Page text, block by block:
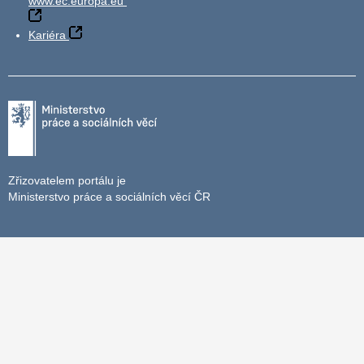
Kariéra
Zřizovatelem portálu je
Ministerstvo práce a sociálních věcí ČR